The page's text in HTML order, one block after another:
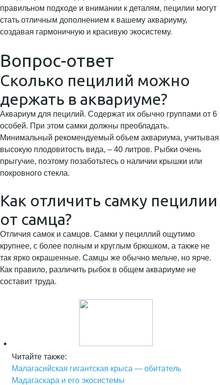
правильном подходе и внимании к деталям, пецилии могут
стать отличным дополнением к вашему аквариуму,
создавая гармоничную и красивую экосистему.
Вопрос-ответ
Сколько пецилий можно
держать в аквариуме?
Аквариум для пецилий. Содержат их обычно группами от 6
особей. При этом самки должны преобладать.
Минимальный рекомендуемый объем аквариума, учитывая
высокую плодовитость вида, – 40 литров. Рыбки очень
прыгучие, поэтому позаботьтесь о наличии крышки или
покровного стекла.
Как отличить самку пецилии
от самца?
Отличия самок и самцов. Самки у пециллий ощутимо
крупнее, с более полным и круглым брюшком, а также не
так ярко окрашенные. Самцы же обычно мельче, но ярче.
Как правило, различить рыбок в общем аквариуме не
составит труда.
Читайте также:
Малагасийская гигантская крыса — обитатель
Мадагаскара и его экосистемы